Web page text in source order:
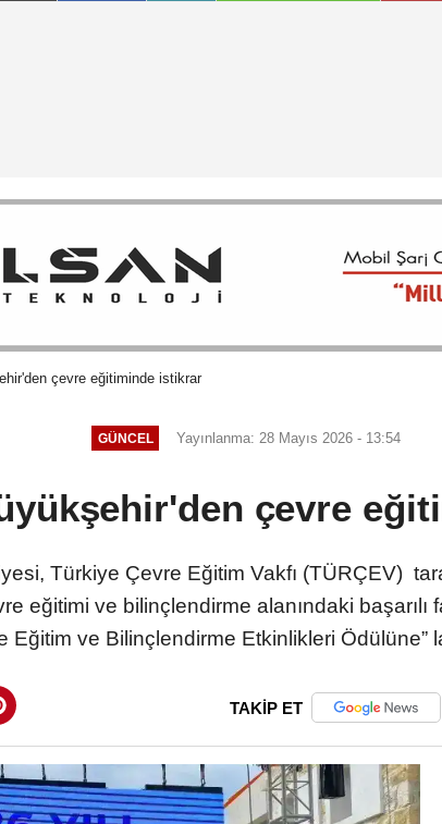
çevre eğitiminde istikrar
GÜNCEL Yayınlanma: 28 Mayıs 2026 - 13:54
çevre
Türkiye Çevre Eğitim Vakfı (TÜRÇEV)
eğitimi ve bilinçlendirme alanındaki
Eğitim ve Bilinçlendirme Etkinlikleri Ödülüne”
TAKİP ET